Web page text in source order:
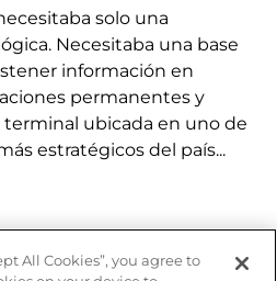
solo una
Necesitaba una base
información en
permanentes y
ubicada en uno de
estratégicos del país...
All Cookies”, you agree to